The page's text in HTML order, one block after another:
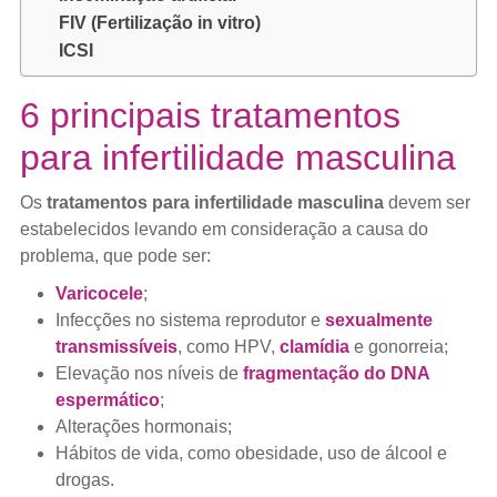
FIV (Fertilização in vitro)
ICSI
6 principais tratamentos
para infertilidade masculina
Os tratamentos para infertilidade masculinadevem ser
estabelecidos levando em consideração a causa do
problema, que pode ser:
Varicocele;
Infecções no sistema reprodutor e sexualmente
transmissíveis, como HPV, clamídiae gonorreia;
Elevação nos níveis de fragmentação do DNA
espermático;
Alterações hormonais;
Hábitos de vida, como obesidade, uso de álcool e
drogas.